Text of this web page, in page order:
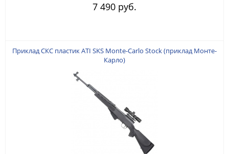
7 490 руб.
Приклад СКС пластик ATI SKS Monte-Carlo Stock (приклад Монте-
Карло)